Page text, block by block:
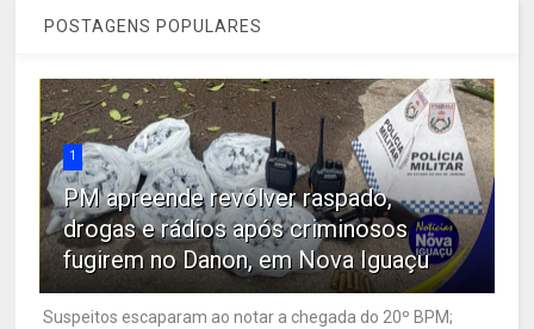
POSTAGENS POPULARES
1
PM apreende revólver raspado,
drogas e rádios após criminosos
fugirem no Danon, em Nova Iguaçu
Suspeitos escaparam ao notar a chegada do 20º BPM;